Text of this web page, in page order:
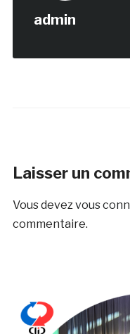
admin
Laisser un
Vous devezvous
commentaire.